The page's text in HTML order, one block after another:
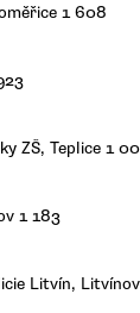
1 608
ZŠ, Teplice 1
1 183
Litvín,